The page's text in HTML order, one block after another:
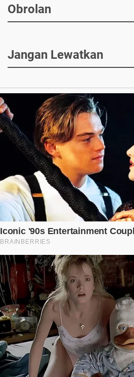
Obrolan
Jangan Lewatkan